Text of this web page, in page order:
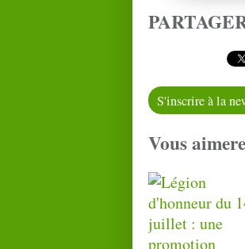
S'inscrire à la
Vous